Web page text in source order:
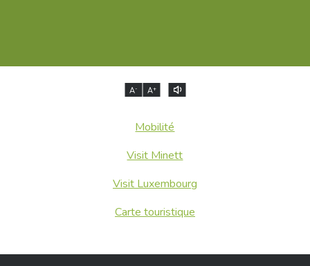
A- A+
Mobilité
Visit Minett
Visit Luxembourg
Carte touristique